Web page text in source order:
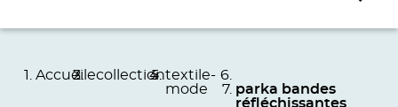
Accueil ecollectiontextile-
mode
parka bandes
réfléchissantes